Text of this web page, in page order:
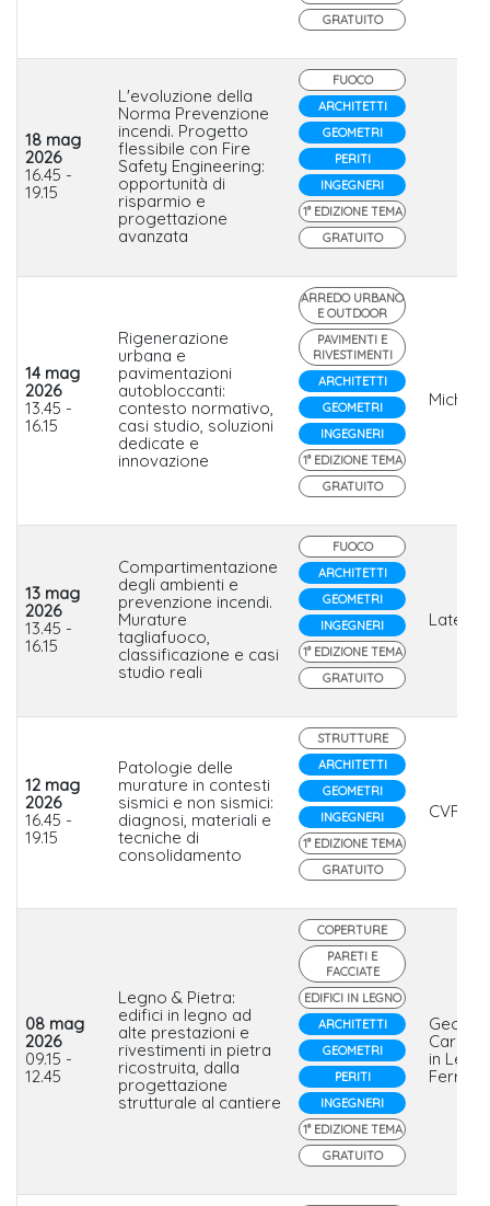
GRATUITO
18 mag
2026
16.45 -
19.15
L'evoluzione della
Norma Prevenzione
incendi. Progetto
flessibile con Fire
Safety Engineering:
opportunità di
risparmio e
progettazione
avanzata
FUOCO
ARCHITETTI
GEOMETRI
PERITI
INGEGNERI
1° EDIZIONE TEMA
GRATUITO
14 mag
2026
13.45 -
16.15
Rigenerazione
urbana e
pavimentazioni
autobloccanti:
contesto normativo,
casi studio, soluzioni
dedicate e
innovazione
ARREDO URBANO
E OUTDOOR
PAVIMENTI E
RIVESTIMENTI
ARCHITETTI
GEOMETRI
INGEGNERI
1° EDIZIONE TEMA
GRATUITO
13 mag
2026
13.45 -
16.15
Compartimentazione
degli ambienti e
prevenzione incendi.
Murature
tagliafuoco,
classificazione e casi
studio reali
FUOCO
ARCHITETTI
GEOMETRI
INGEGNERI
1° EDIZIONE TEMA
GRATUITO
Laterlite
12 mag
2026
16.45 -
19.15
Patologie delle
murature in contesti
sismici e non sismici:
diagnosi, materiali e
tecniche di
consolidamento
STRUTTURE
ARCHITETTI
GEOMETRI
INGEGNERI
1° EDIZIONE TEMA
GRATUITO
CVR
08 mag
2026
09.15 -
12.45
Legno & Pietra:
edifici in legno ad
alte prestazioni e
rivestimenti in pietra
ricostruita, dalla
progettazione
strutturale al cantiere
COPERTURE
PARETI E
FACCIATE
EDIFICI IN LEGNO
ARCHITETTI
GEOMETRI
PERITI
INGEGNERI
1° EDIZIONE TEMA
GRATUITO
in
Ferrari